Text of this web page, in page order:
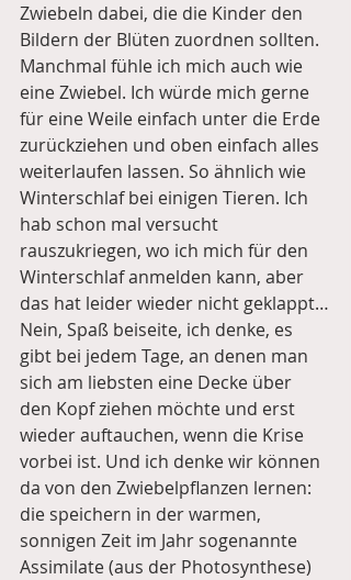
Zwiebeln dabei, die die Kinder den
Bildern der Blüten zuordnen sollten.
Manchmal fühle ich mich auch wie
eine Zwiebel. Ich würde mich gerne
für eine Weile einfach unter die Erde
zurückziehen und oben einfach alles
weiterlaufen lassen. So ähnlich wie
Winterschlaf bei einigen Tieren. Ich
hab schon mal versucht
rauszukriegen, wo ich mich für den
Winterschlaf anmelden kann, aber
das hat leider wieder nicht geklappt…
Nein, Spaß beiseite, ich denke, es
gibt bei jedem Tage, an denen man
sich am liebsten eine Decke über
den Kopf ziehen möchte und erst
wieder auftauchen, wenn die Krise
vorbei ist. Und ich denke wir können
da von den Zwiebelpflanzen lernen:
die speichern in der warmen,
sonnigen Zeit im Jahr sogenannte
Assimilate (aus der Photosynthese)